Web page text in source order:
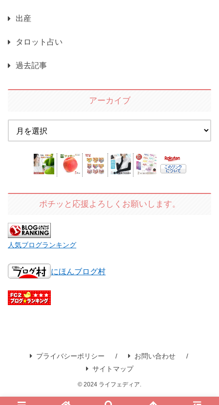
出産
タロット占い
過去記事
アーカイブ
ポチッと応援よろしくお願いします。
人気ブログランキング
にほんブログ村
プライバシーポリシー
お問い合わせ
サイトマップ
© 2024 ライフェディア.